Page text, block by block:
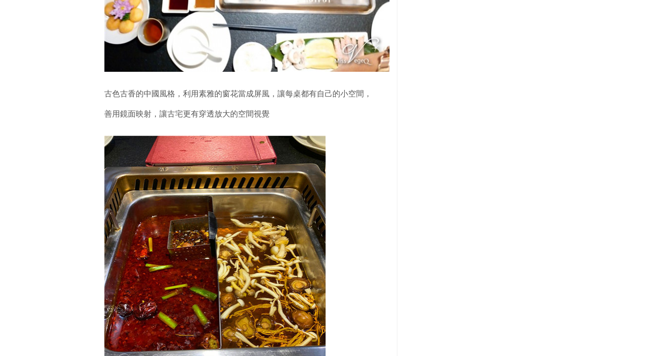
古色古香的中國風格，利用素雅的窗花當成屏風，讓每桌都有自己的小空間，
善用鏡面映射，讓古宅更有穿透放大的空間視覺